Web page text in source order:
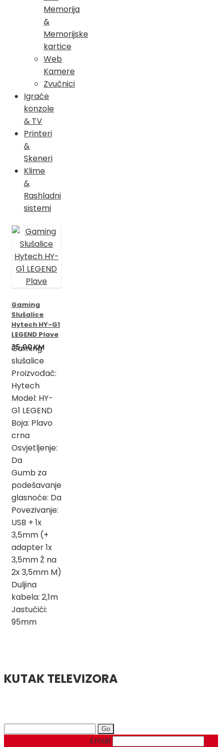
Memorija
&
Memorijske
kartice
Web
Kamere
Zvučnici
Igraće
konzole
& TV
Printeri
&
Skeneri
Klime
&
Rashladni
sistemi
Gaming
Slušalice
Hytech HY-G1
LEGEND Plave
35,00KM
Gaming
slušalice
Proizvođač:
Hytech
Model: HY-
G1 LEGEND
Boja: Plavo
crna
Osvjetljenje:
Da
Gumb za
podešavanje
glasnoće: Da
Povezivanje:
USB + 1x
3,5mm (+
adapter 1x
3,5mm Ž na
2x 3,5mm M)
Duljina
kabela: 2,1m
Jastučići:
95mm
KUTAK TELEVIZORA
Search
Email